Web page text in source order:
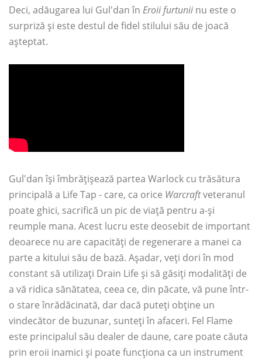
Deci, adăugarea lui Gul'dan în Eroii furtunii nu este o
surpriză și este destul de fidel stilului său de joacă
așteptat.
Gul'dan își îmbrățișează partea Warlock cu trăsătura
principală a Life Tap - care, ca orice Warcraftveteranul
poate ghici, sacrifică un pic de viață pentru a-și
reumple mana. Acest lucru este deosebit de important
deoarece nu are capacități de regenerare a manei ca
parte a kitului său de bază. Așadar, veți dori în mod
constant să utilizați Drain Life și să găsiți modalități de
a vă ridica sănătatea, ceea ce, din păcate, vă pune într-
o stare înrădăcinată, dar dacă puteți obține un
vindecător de buzunar, sunteți în afaceri. Fel Flame
este principalul său dealer de daune, care poate căuta
prin eroii inamici și poate funcționa ca un instrument